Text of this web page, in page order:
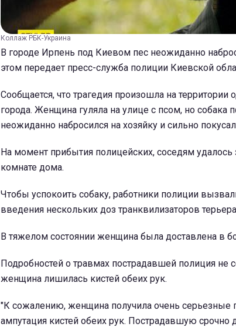
Коллаж РБК-Украина
В городе Ирпень под Киевом пес неожиданно
этом передает пресс-служба полиции Киевской
Сообщается, что трагедия произошла на
города. Женщина гуляла на улице с псом, но
неожиданно набросился на хозяйку и сильно
На момент прибытия полицейских, соседям
комнате дома.
Чтобы успокоить собаку, работники полиции
введения нескольких доз транквилизаторов
В тяжелом состоянии женщина была доставлена в
Подробностей о травмах пострадавшей полиция
женщина лишилась кистей обеих рук.
"К сожалению, женщина получила очень серьезные
ампутация кистей обеих рук. Пострадавшую срочно